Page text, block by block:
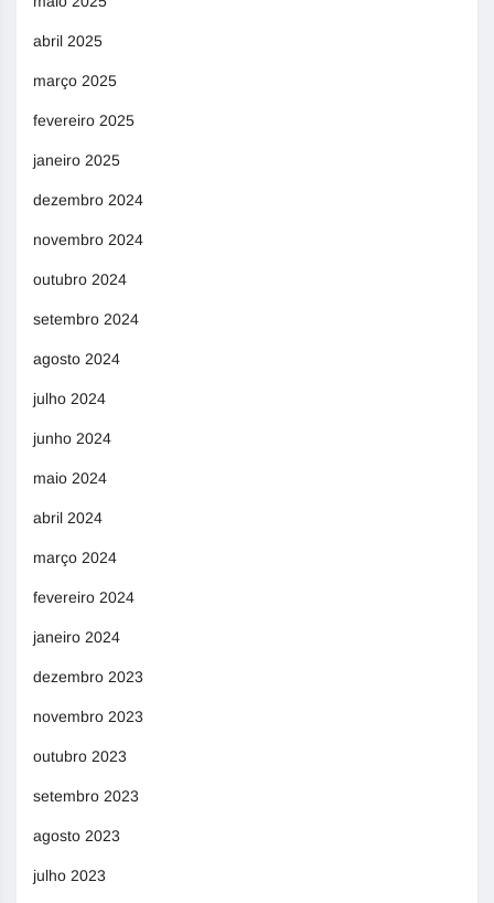
abril 2025
março 2025
fevereiro 2025
janeiro 2025
dezembro 2024
novembro 2024
outubro 2024
setembro 2024
agosto 2024
julho 2024
junho 2024
maio 2024
abril 2024
março 2024
fevereiro 2024
janeiro 2024
dezembro 2023
novembro 2023
outubro 2023
setembro 2023
agosto 2023
julho 2023